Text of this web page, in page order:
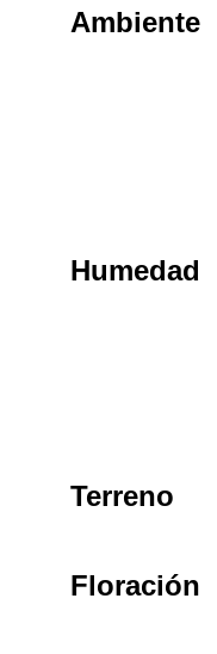
Ambiente
Humedad
Terreno
Floración